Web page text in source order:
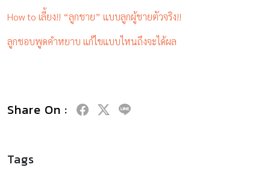
How to เลี้ยง!! “ลูกชาย” แบบลูกผู้ชายตัวจริง!!
ลูกชอบพูดคำหยาบ แก้ไขแบบไหนถึงจะได้ผล
Share On :
Tags